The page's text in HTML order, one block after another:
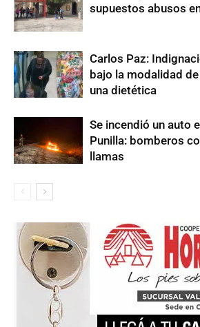
supuestos abusos
Carlos Paz:
bajo la modalidad
una dietética
Se incendió un auto
Punilla: bomberos
llamas